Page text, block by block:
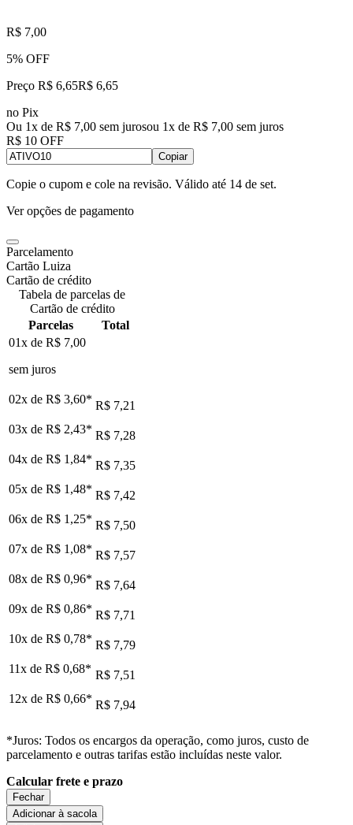
R$ 7,00
5% OFF
Preço R$ 6,65R$ 6,65
no Pix
Ou 1x de R$ 7,00 sem jurosou 1x de R$ 7,00 sem juros
R$ 10 OFF
Copiar
Copie o cupom e cole na revisão. Válido até 14 de set.
Ver opções de pagamento
Parcelamento
Cartão Luiza
Cartão de crédito
Tabela de parcelas de
Cartão de crédito
Parcelas
Total
01x de R$ 7,00
sem juros
02x de R$ 3,60* R$ 7,21
03x de R$ 2,43* R$ 7,28
04x de R$ 1,84* R$ 7,35
05x de R$ 1,48* R$ 7,42
06x de R$ 1,25* R$ 7,50
07x de R$ 1,08* R$ 7,57
08x de R$ 0,96* R$ 7,64
09x de R$ 0,86* R$ 7,71
10x de R$ 0,78* R$ 7,79
11x de R$ 0,68* R$ 7,51
12x de R$ 0,66* R$ 7,94
*Juros: Todos os encargos da operação, como juros, custo de
parcelamento e outras tarifas estão incluídas neste valor.
Calcular frete e prazo
Fechar
Adicionar à sacola